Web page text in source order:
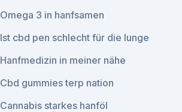
Omega 3 in hanfsamen
Ist cbd pen schlecht für die lunge
Hanfmedizin in meiner nähe
Cbd gummies terp nation
Cannabis starkes hanföl